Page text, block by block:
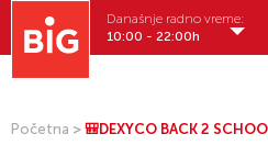
Današnje radno vreme:
10:00 - 22:00h
Početna > 🎒DEXYCO BACK 2